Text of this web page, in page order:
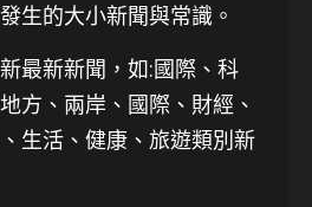
生的大小新聞與常識。
最新新聞 ，如:國際、科
方、兩岸、國際、財經、
生活、健康、旅遊類別新